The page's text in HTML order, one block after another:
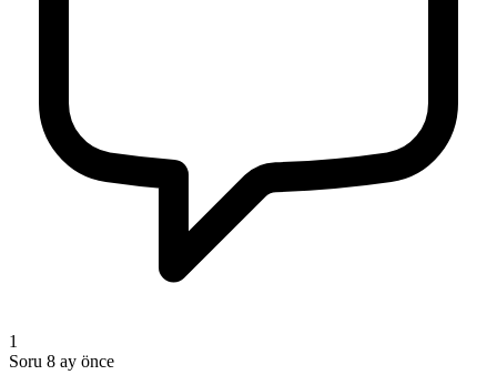
1
Soru 8 ay önce